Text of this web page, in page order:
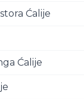
Ćalije
Ćalije